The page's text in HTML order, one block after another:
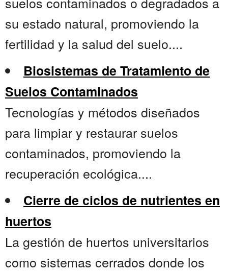
su estado natural, promoviendo la
fertilidad y la salud del suelo....
Biosistemas de Tratamiento de
Suelos Contaminados
Tecnologías y métodos diseñados
para limpiar y restaurar suelos
contaminados, promoviendo la
recuperación ecológica....
Cierre de ciclos de nutrientes en
huertos
La gestión de huertos universitarios
como sistemas cerrados donde los